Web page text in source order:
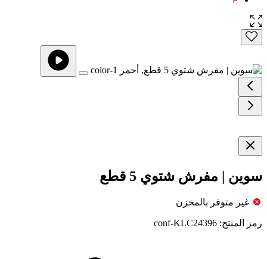
سوين | مفرش شتوي 5 قطع
غير متوفر بالمخزن
رمز المنتج: conf-KLC24396